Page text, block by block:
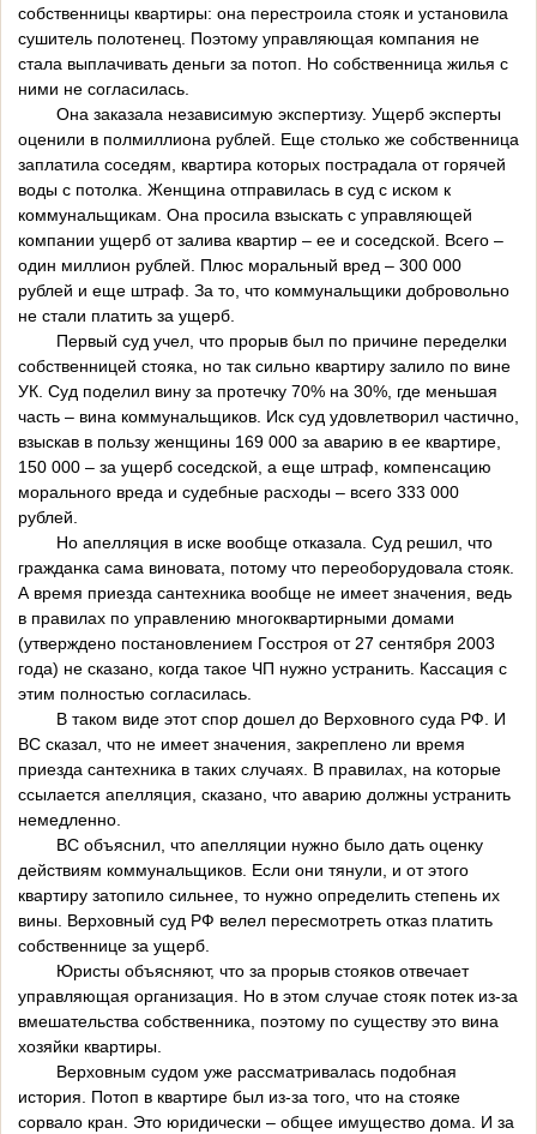
собственницы квартиры: она перестроила стояк и установила
сушитель полотенец. Поэтому управляющая компания не
стала выплачивать деньги за потоп. Но собственница жилья с
ними не согласилась.
Она заказала независимую экспертизу. Ущерб эксперты
оценили в полмиллиона рублей. Еще столько же собственница
заплатила соседям, квартира которых пострадала от горячей
воды с потолка. Женщина отправилась в суд с иском к
коммунальщикам. Она просила взыскать с управляющей
компании ущерб от залива квартир – ее и соседской. Всего –
один миллион рублей. Плюс моральный вред – 300 000
рублей и еще штраф. За то, что коммунальщики добровольно
не стали платить за ущерб.
Первый суд учел, что прорыв был по причине переделки
собственницей стояка, но так сильно квартиру залило по вине
УК. Суд поделил вину за протечку 70% на 30%, где меньшая
часть – вина коммунальщиков. Иск суд удовлетворил частично,
взыскав в пользу женщины 169 000 за аварию в ее квартире,
150 000 – за ущерб соседской, а еще штраф, компенсацию
морального вреда и судебные расходы – всего 333 000
рублей.
Но апелляция в иске вообще отказала. Суд решил, что
гражданка сама виновата, потому что переоборудовала стояк.
А время приезда сантехника вообще не имеет значения, ведь
в правилах по управлению многоквартирными домами
(утверждено постановлением Госстроя от 27 сентября 2003
года) не сказано, когда такое ЧП нужно устранить. Кассация с
этим полностью согласилась.
В таком виде этот спор дошел до Верховного суда РФ. И
ВС сказал, что не имеет значения, закреплено ли время
приезда сантехника в таких случаях. В правилах, на которые
ссылается апелляция, сказано, что аварию должны устранить
немедленно.
ВС объяснил, что апелляции нужно было дать оценку
действиям коммунальщиков. Если они тянули, и от этого
квартиру затопило сильнее, то нужно определить степень их
вины. Верховный суд РФ велел пересмотреть отказ платить
собственнице за ущерб.
Юристы объясняют, что за прорыв стояков отвечает
управляющая организация. Но в этом случае стояк потек из-за
вмешательства собственника, поэтому по существу это вина
хозяйки квартиры.
Верховным судом уже рассматривалась подобная
история. Потоп в квартире был из-за того, что на стояке
сорвало кран. Это юридически – общее имущество дома. И за